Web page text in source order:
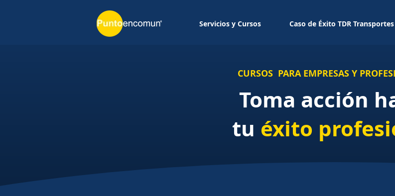
Servicios y Cursos Caso de Éxito TDR Transportes
CURSOS PARA EMPRESAS Y
Toma acción
tu éxito